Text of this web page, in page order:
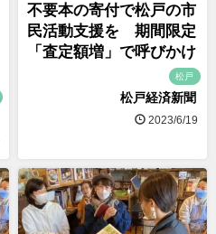
不要本の寄付で松戸の市
民活動支援を 期間限定
「査定額増」で呼びかけ
松戸
松戸経済新聞
2023/6/19